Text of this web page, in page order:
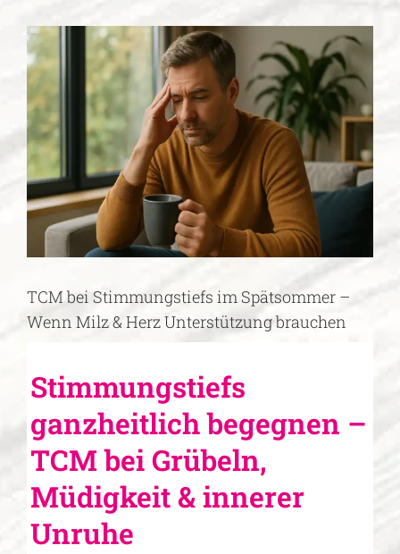
Zeige
grösseres
Bild
TCM bei Stimmungstiefs im Spätsommer –
Wenn Milz & Herz Unterstützung brauchen
Stimmungstiefs
ganzheitlich begegnen –
TCM bei Grübeln,
Müdigkeit & innerer
Unruhe